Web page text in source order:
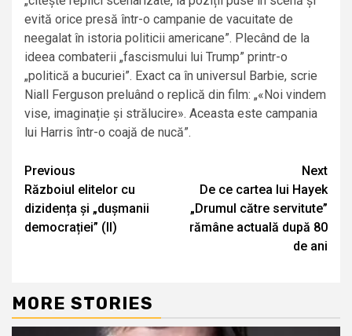
evită orice presă într-o campanie de vacuitate de
neegalat în istoria politicii americane”. Plecând de la
ideea combaterii „fascismului lui Trump” printr-o
„politică a bucuriei”. Exact ca în universul Barbie, scrie
Niall Ferguson preluând o replică din film: „«Noi vindem
vise, imaginație și strălucire». Aceasta este campania
lui Harris într-o coajă de nucă”.
Continue
Reading
Previous
Războiul elitelor cu
dizidența și „dușmanii
democrației” (II)
Next
De ce cartea lui Hayek
„Drumul către servitute”
rămâne actuală după 80
de ani
MORE STORIES